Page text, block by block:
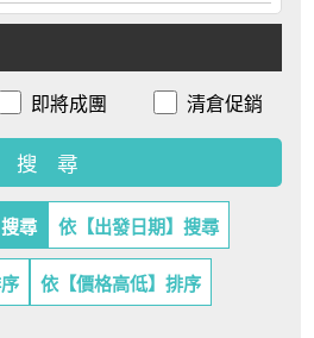
即將成團 清倉促銷
尋 依【出發日期】搜尋
依【價格高低】排序